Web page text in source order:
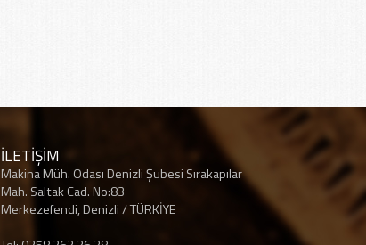
İLETİŞİM
Makina Müh. Odası Denizli Şubesi Sırakapılar
Mah. Saltak Cad. No:83
Merkezefendi, Denizli / TÜRKİYE